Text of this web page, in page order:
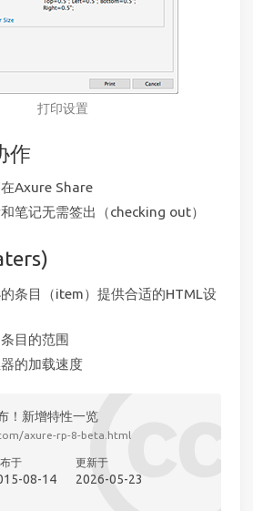
打印设置
作
Axure Share
笔记无需签出（checking out）
条目（item）提供合适的HTML设
目的范围
的加载速度
！新增特性一览
axure-rp-8-beta.html
于
08-14
更新于
2026-05-23